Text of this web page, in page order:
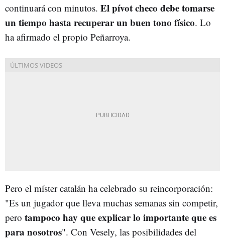
continuará con minutos. El pívot checo debe tomarse
un tiempo hasta recuperar un buen tono físico. Lo
ha afirmado el propio Peñarroya.
Pero el míster catalán ha celebrado su reincorporación:
"Es un jugador que lleva muchas semanas sin competir,
pero tampoco hay que explicar lo importante que es
para nosotros". Con Vesely, las posibilidades del